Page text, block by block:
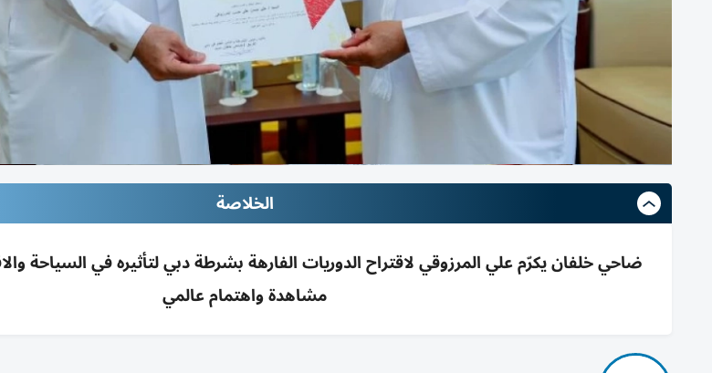
الخلاصة
ضاحي خلفان يكرّم علي المرزوقي لاقتراح الدوريات الفارهة بشرطة دبي لتأثيره في السياحة
مشاهدة واهتمام عالمي